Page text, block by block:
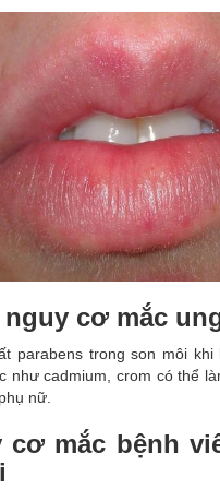
nguy cơ mắc
parabens trong son môi
như cadmium, crom có thể
nữ.
cơ mắc bệnh